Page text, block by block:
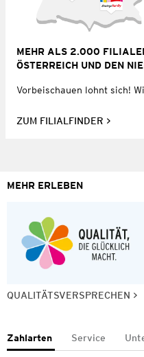
MEHR ALS 2.000
ÖSTERREICH UND DEN
Vorbeischauen lohnt sich!
ZUM FILIALFINDER
MEHR ERLEBEN
QUALITÄTSVERSPRECHEN
Zahlarten Service